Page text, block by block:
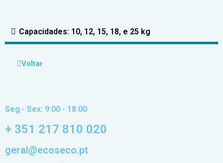
Capacidades: 10, 12, 15, 18, e 25 kg
Voltar
Seg - Sex: 9:00 - 18:00
+ 351 217 810 020
geral@ecoseco.pt